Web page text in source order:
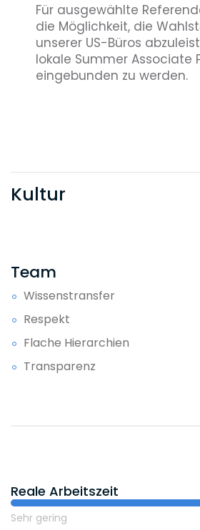
Für ausgewählte
die Möglichkeit, die
unserer US-Büros
lokale Summer Associate
eingebunden zu werden.
Kultur
Team
Wissenstransfer
Respekt
Flache Hierarchien
Transparenz
Reale Arbeitszeit
Sehr gering